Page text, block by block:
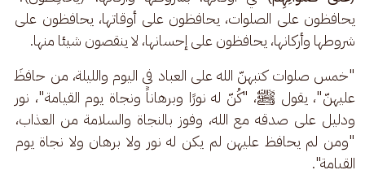
يحافظون على الصلوات، يحافظون على أوقاتها، يحافظون على
شروطها وأركانها، يحافظون على إحسانها، لا ينقصون شيئا منها.
"خمس صلوات كتبهنّ الله على العباد في اليوم والليلة، من حافظَ
عليهنّ"، يقول ﷺ، "كُنّ له نورًا وبرهاناً ونجاة يوم القيامة"، نور
ودليل على صدقه مع الله، وفوز بالنجاة والسلامة من العذاب،
"ومن لم يحافظ عليهن لم يكن له نور ولا برهان ولا نجاة يوم
القيامة".